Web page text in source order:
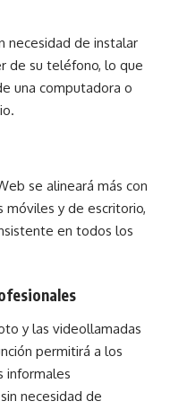
necesidad de instalar
de su teléfono, lo que
una computadora o
se alineará más con
móviles y de escritorio,
en todos los
y las videollamadas
permitirá a los
informales
necesidad de